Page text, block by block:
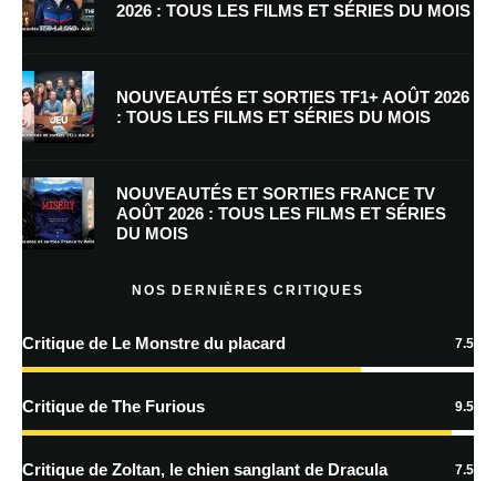
E-mail*
Enregistrer mon nom, mon e-mail et mon site dans le navigateur pour
Prévenez-moi de tous les nouveaux commentaires par e-mail.
En savoir
traitées
2026 : TOUS LES FILMS ET SÉRIES DU MOIS
NOUVEAUTÉS ET SORTIES TF1+ AOÛT 2026
: TOUS LES FILMS ET SÉRIES DU MOIS
NOUVEAUTÉS ET SORTIES FRANCE TV
AOÛT 2026 : TOUS LES FILMS ET SÉRIES
DU MOIS
NOS DERNIÈRES CRITIQUES
Critique de Le Monstre du placard 7.5
Critique de The Furious 9.5
Critique de Zoltan, le chien sanglant de Dracula 7.5